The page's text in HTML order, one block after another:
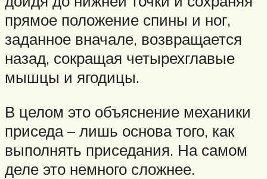
прямое положение спины и ног,
заданное вначале, возвращается
назад, сокращая четырехглавые
мышцы и ягодицы.
В целом это объяснение механики
приседа – лишь основа того, как
выполнять приседания. На самом
деле это немного сложнее.